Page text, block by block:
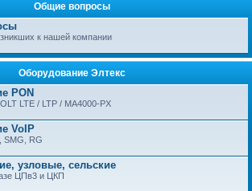
Общие вопросы
к нашей компании
Оборудование Элтекс
PON
LTE / LTP / MA4000-PX
VoIP
SMG, RG
узловые, сельские
ЦПв3 и ЦКП